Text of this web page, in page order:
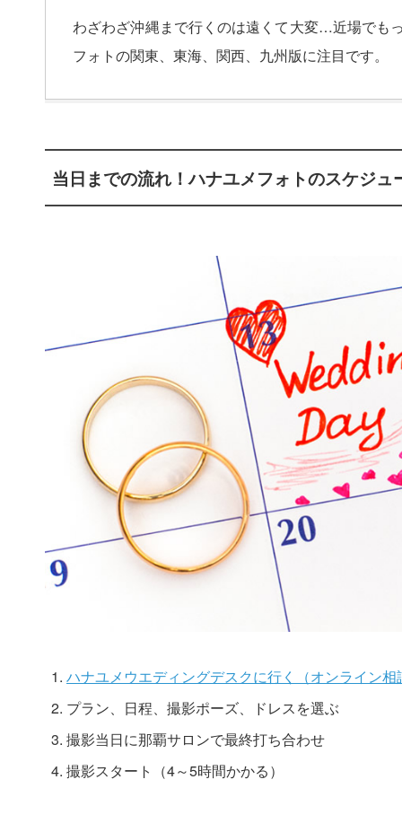
わざわざ沖縄まで行くのは遠くて大変…近場でも
フォトの関東、東海、関西、九州版に注目です。
当日までの流れ！ハナユメフォトのスケジュ
ハナユメウエディングデスクに行く（オンライン相
プラン、日程、撮影ポーズ、ドレスを選ぶ
撮影当日に那覇サロンで最終打ち合わせ
撮影スタート（4～5時間かかる）